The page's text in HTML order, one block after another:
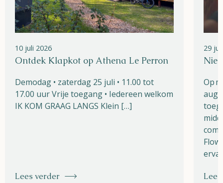
10 juli 2026
Ontdek Klapkot op Athena Le Perron
Demodag • zaterdag 25 juli • 11.00 tot
17.00 uur Vrije toegang • Iedereen welkom
IK KOM GRAAG LANGS Klein […]
Lees verder
29
Op